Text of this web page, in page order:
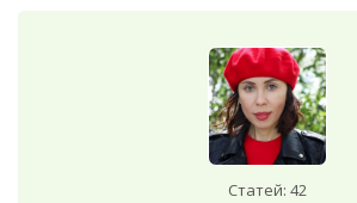
Статей: 42